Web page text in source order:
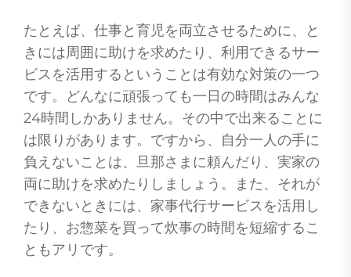
たとえば、仕事と育児を両立させるために、と
きには周囲に助けを求めたり、利用できるサー
ビスを活用するということは有効な対策の一つ
です。どんなに頑張っても一日の時間はみんな
24時間しかありません。その中で出来ることに
は限りがあります。ですから、自分一人の手に
負えないことは、旦那さまに頼んだり、実家の
両に助けを求めたりしましょう。また、それが
できないときには、家事代行サービスを活用し
たり、お惣菜を買って炊事の時間を短縮するこ
ともアリです。